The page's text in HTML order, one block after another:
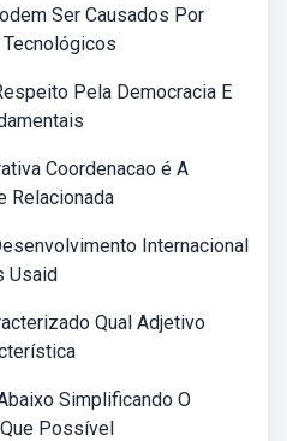
Ser Causados Por
Pela Democracia E
Coordenacao é A
Relacionada
Internacional
Usaid
Qual Adjetivo
Simplificando O
Possível